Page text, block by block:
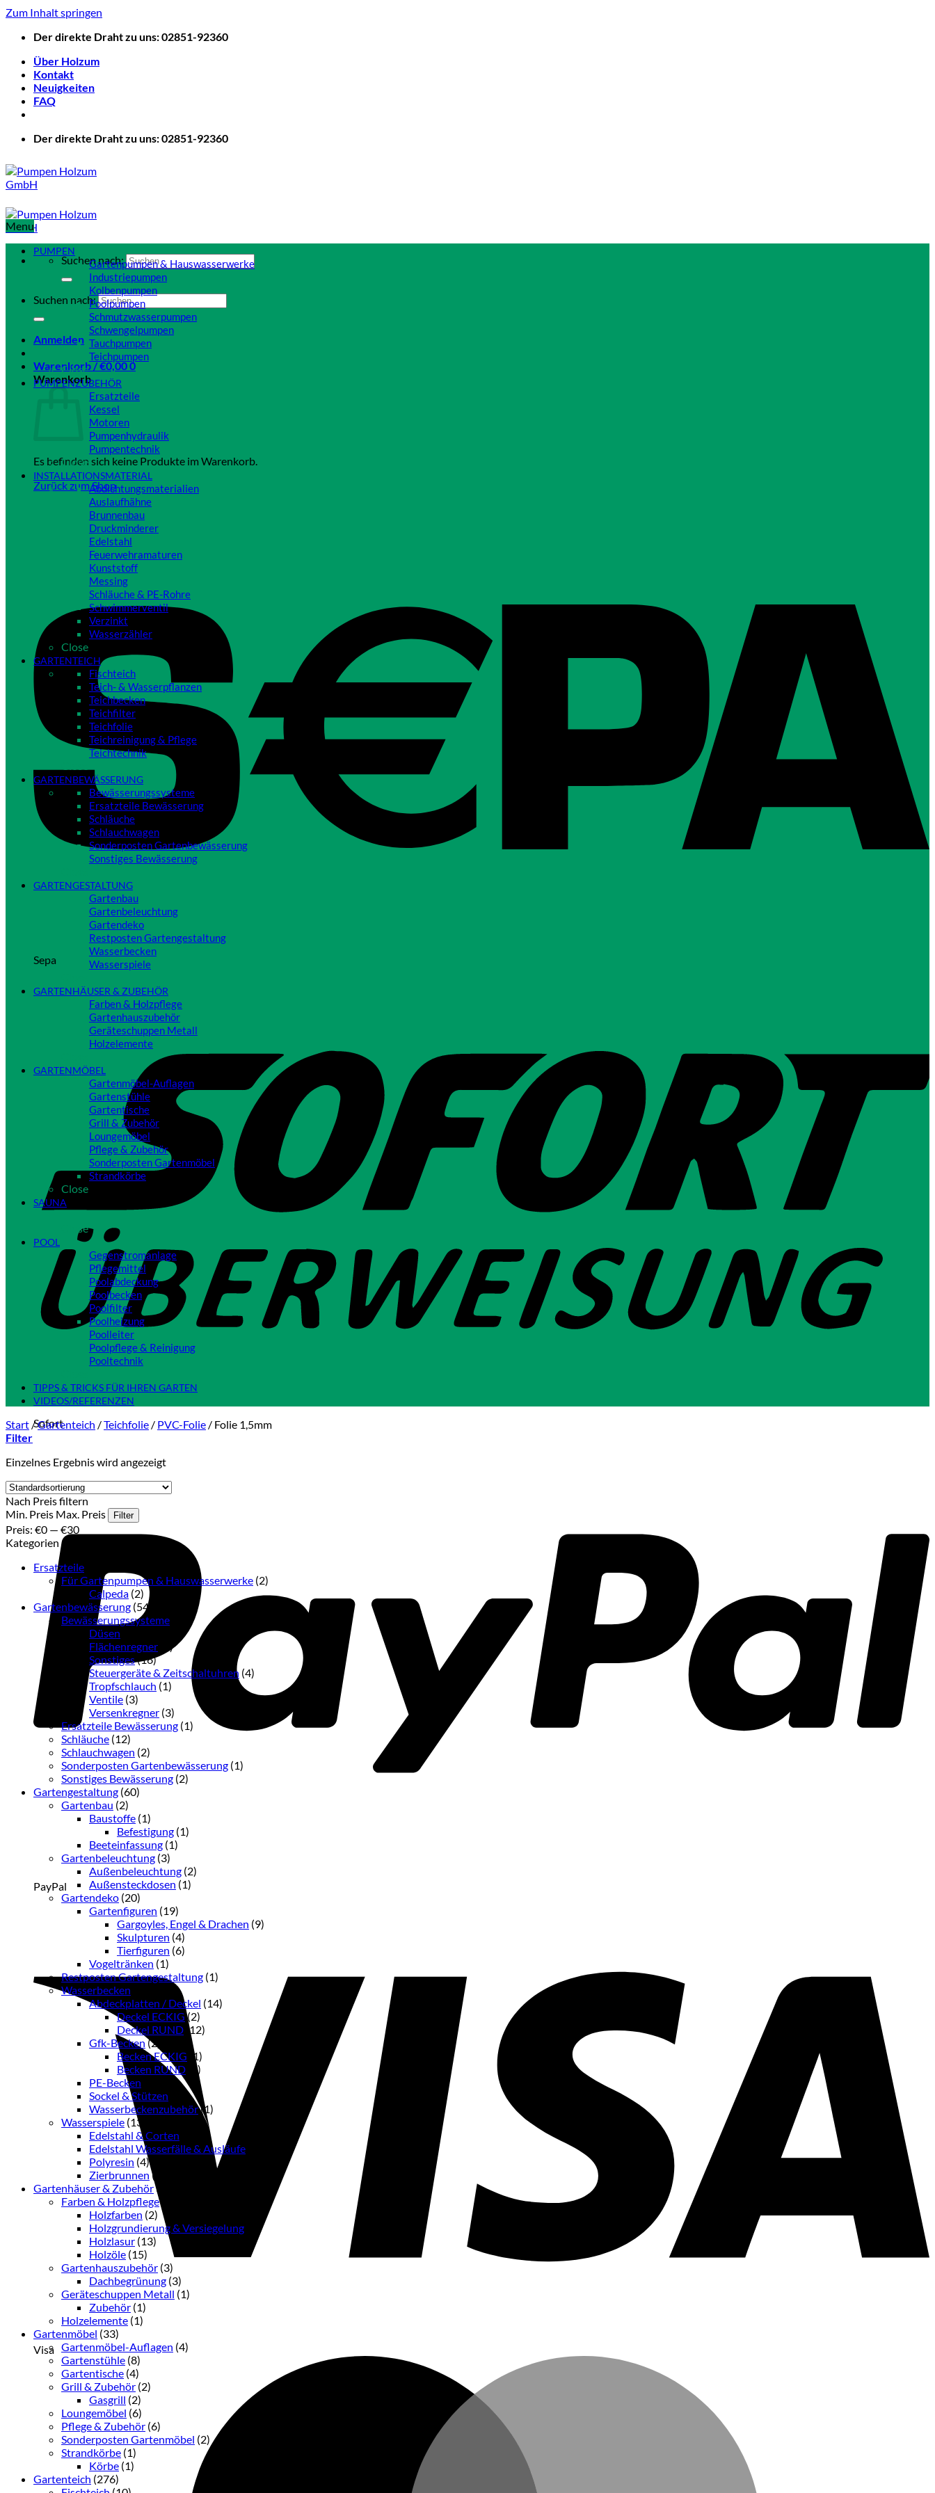
Zum Inhalt springen
Der direkte Draht zu uns: 02851-92360
Über Holzum
Kontakt
Neuigkeiten
FAQ
Der direkte Draht zu uns: 02851-92360
Suchen nach:
Suchen nach:
Anmelden
Warenkorb /€0,000
Warenkorb
Es befinden sich keine Produkte im Warenkorb.
Zurück zum Shop
Sepa
Sofort
PayPal
Visa
Menu
PUMPEN
Gartenpumpen & Hauswasserwerke
Industriepumpen
Kolbenpumpen
Poolpumpen
Schmutzwasserpumpen
Schwengelpumpen
Tauchpumpen
Teichpumpen
Close
PUMPENZUBEHÖR
Ersatzteile
Kessel
Motoren
Pumpenhydraulik
Pumpentechnik
Close
INSTALLATIONSMATERIAL
Abdichtungsmaterialien
Auslaufhähne
Brunnenbau
Druckminderer
Edelstahl
Feuerwehramaturen
Kunststoff
Messing
Schläuche & PE-Rohre
Schwimmerventil
Verzinkt
Wasserzähler
Close
GARTENTEICH
Fischteich
Teich- & Wasserpflanzen
Teichbecken
Teichfilter
Teichfolie
Teichreinigung & Pflege
Teichtechnik
GARTENBEWÄSSERUNG
Bewässerungssysteme
Ersatzteile Bewässerung
Schläuche
Schlauchwagen
Sonderposten Gartenbewässerung
Sonstiges Bewässerung
GARTENGESTALTUNG
Gartenbau
Gartenbeleuchtung
Gartendeko
Restposten Gartengestaltung
Wasserbecken
Wasserspiele
GARTENHÄUSER & ZUBEHÖR
Farben & Holzpflege
Gartenhauszubehör
Geräteschuppen Metall
Holzelemente
GARTENMÖBEL
Gartenmöbel-Auflagen
Gartenstühle
Gartentische
Grill & Zubehör
Loungemöbel
Pflege & Zubehör
Sonderposten Gartenmöbel
Strandkörbe
Close
SAUNA
Close
POOL
Gegenstromanlage
Pflegemittel
Poolabdeckung
Poolbecken
Poolfilter
Poolheizung
Poolleiter
Poolpflege & Reinigung
Pooltechnik
TIPPS & TRICKS FÜR IHREN GARTEN
VIDEOS/REFERENZEN
Start /Gartenteich /Teichfolie / PVC-Folie / Folie 1,5mm
Filter
Einzelnes Ergebnis wird angezeigt
Nach Preis filtern
Min. Preis Max. Preis Filter
Preis: €0 — €30
Kategorien
Ersatzteile
Für Gartenpumpen & Hauswasserwerke (2)
Calpeda (2)
Gartenbewässerung (54)
Bewässerungssysteme
Düsen
Flächenregner
(3)
Sonstiges(16)
Steuergeräte & Zeitschaltuhren (4)
Tropfschlauch (1)
Ventile (3)
Versenkregner (3)
Ersatzteile Bewässerung (1)
Schläuche (12)
Schlauchwagen (2)
Sonderposten Gartenbewässerung (1)
Sonstiges Bewässerung (2)
Gartengestaltung (60)
Gartenbau (2)
Baustoffe (1)
Befestigung (1)
Beeteinfassung (1)
Gartenbeleuchtung (3)
Außenbeleuchtung (2)
Außensteckdosen (1)
Gartendeko (20)
Gartenfiguren (19)
Gargoyles, Engel & Drachen (9)
Skulpturen (4)
Tierfiguren (6)
Vogeltränken (1)
Restposten Gartengestaltung (1)
Wasserbecken
Abdeckplatten / Deckel (14)
Deckel ECKIG (2)
Deckel RUND (12)
Gfk-Becken (2)
Becken ECKIG (1)
Becken RUND
(1)
PE-Becken
Sockel & Stützen
Wasserbeckenzubehör(1)
Wasserspiele (13)
Edelstahl & Corten
Edelstahl Wasserfälle & Ausläufe
Polyresin (4)
Zierbrunnen (1)
Gartenhäuser & Zubehör(38)
Farben & Holzpflege
Holzfarben (2)
Holzgrundierung & Versiegelung
Holzlasur (13)
Holzöle (15)
Gartenhauszubehör (3)
Dachbegrünung (3)
Geräteschuppen Metall (1)
Zubehör (1)
Holzelemente (1)
Gartenmöbel (33)
Gartenmöbel-Auflagen (4)
Gartenstühle (8)
Gartentische (4)
Grill & Zubehör (2)
Gasgrill (2)
Loungemöbel (6)
Pflege & Zubehör (6)
Sonderposten Gartenmöbel (2)
Strandkörbe (1)
Körbe (1)
Gartenteich (276)